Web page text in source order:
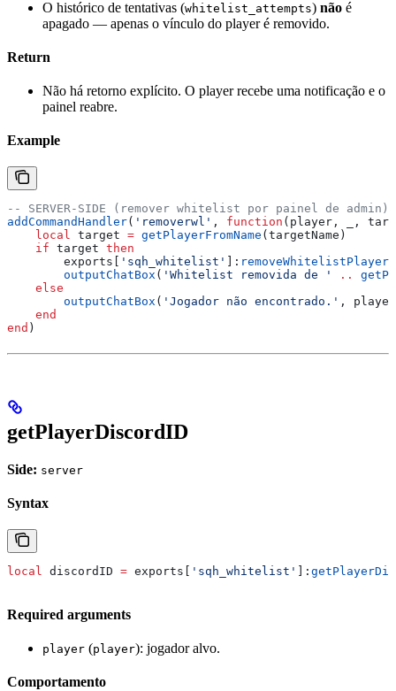
O histórico de tentativas (whitelist_attempts) não é
apagado — apenas o vínculo do player é removido.
Return
Não há retorno explícito. O player recebe uma notificação e o
painel reabre.
Example
-- SERVER-SIDE (remover whitelist por painel de admin)
addCommandHandler( 'removerwl' , function ( player , ,
    local
target = getPlayerFromName (targetName )
    if
target then
        exports
[ 'sqh_whitelist' ]: removeWhitelistPlayer
        outputChatBox
( 'Whitelist removida de ' ..
    else
        outputChatBox
( 'Jogador não encontrado.' , player
    end
end )
getPlayerDiscordID
Side: server
Syntax
local discordID = exports [ 'sqh_whitelist' ]:
Required arguments
player (player): jogador alvo.
Comportamento